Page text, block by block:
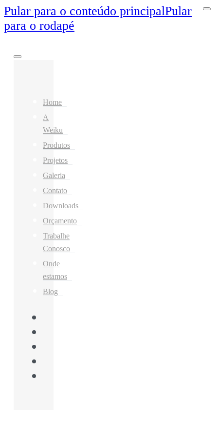
Pular para o conteúdo principalPular
para o rodapé
Home
A
Weiku
Produtos
Projetos
Galeria
Contato
Downloads
Orçamento
Trabalhe
Conosco
Onde
estamos
Blog